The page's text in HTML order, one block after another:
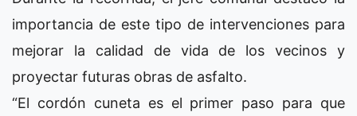
importancia de este tipo de intervenciones para
mejorar la calidad de vida de los vecinos y
proyectar futuras obras de asfalto.
“El cordón cuneta es el primer paso para que